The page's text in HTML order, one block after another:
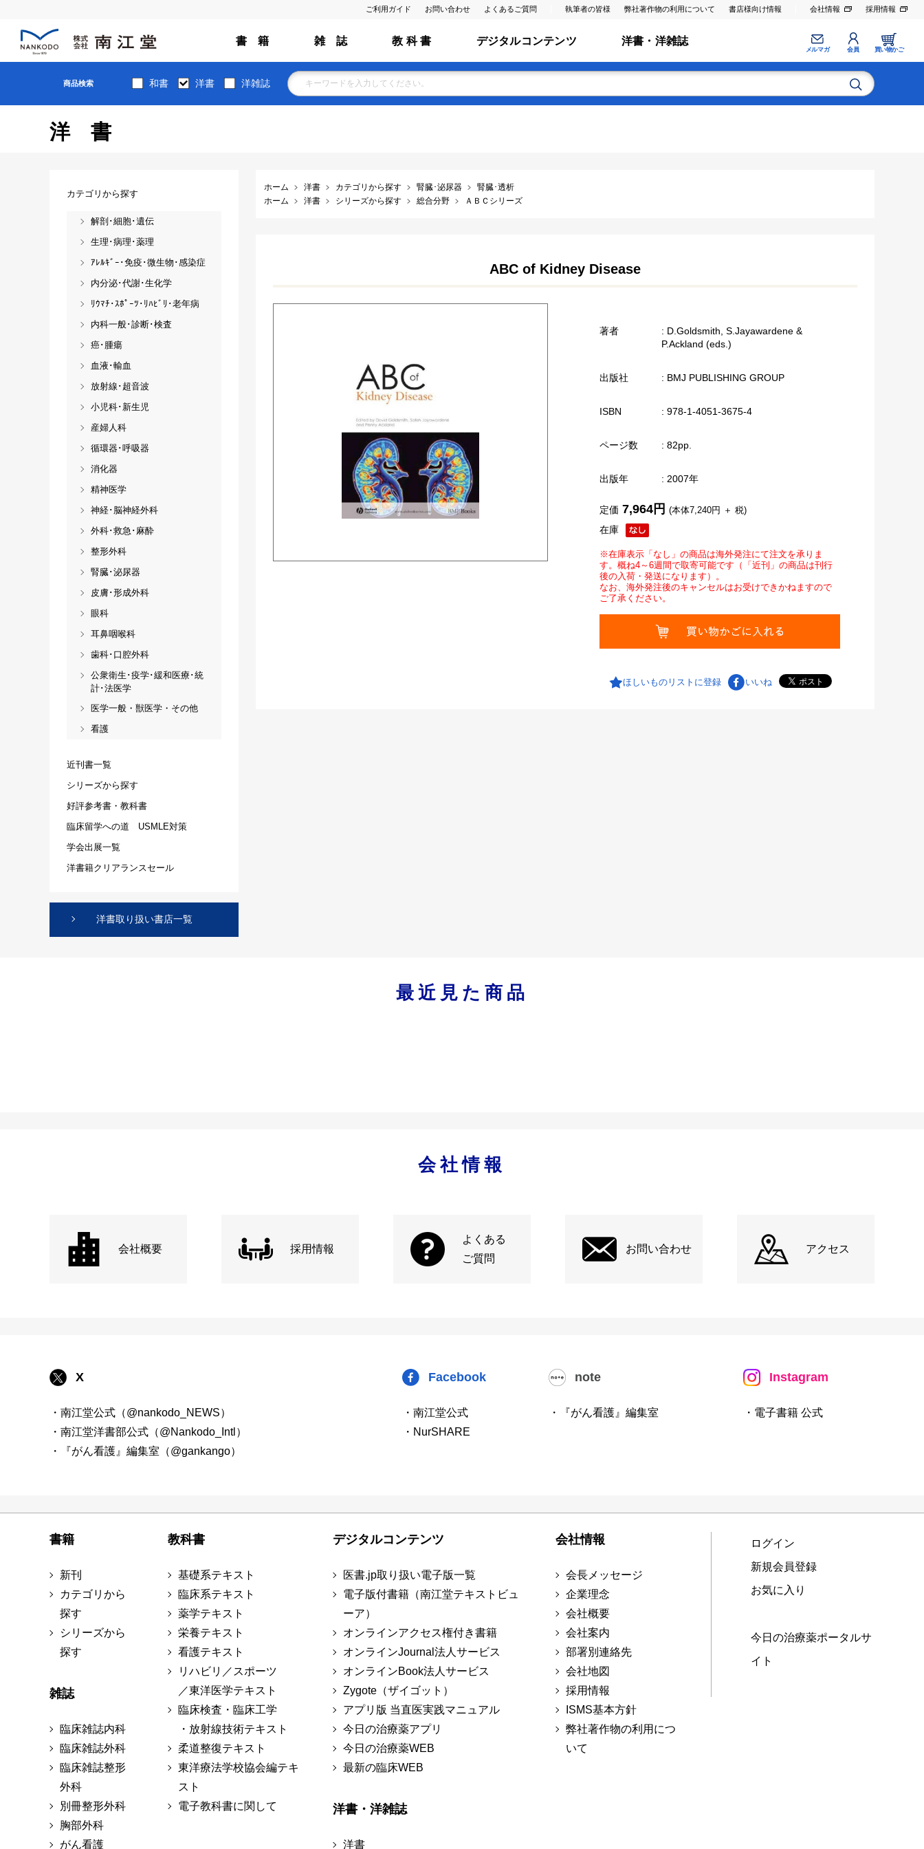
ご利用ガイド お問い合わせ よくあるご質問 執筆者の皆様 弊社著作物の利用について 書店様向け情報 会社情報 採用情報
書 籍 雑 誌 教 科 書 デジタルコンテンツ 洋書・洋雑誌
メルマガ 会員 買い物かご
商品検索 和書 洋書 洋雑誌
洋書
ホーム 洋書 カテゴリから探す 腎臓･泌尿器
腎臓･透析
ホーム
洋書 シリーズから探す 総合分野 ＡＢＣシリーズ
ABC of Kidney Disease
著者
: D.Goldsmith, S.Jayawardene &
P.Ackland (eds.)
出版社 : BMJ PUBLISHING GROUP
ISBN : 978-1-4051-3675-4
ページ数 : 82pp.
出版年 : 2007年
在庫
定価 7,964円 (本体7,240円 ＋ 税)
※在庫表示「なし」の商品は海外発注にて注文を承りま
す。概ね4～6週間で取寄可能です（「近刊」の商品は刊行
後の入荷・発送になります）。
なお、海外発注後のキャンセルはお受けできかねますので
ご了承ください。
ほしいものリストに登録 いいね
カテゴリから探す
解剖･細胞･遺伝
生理･病理･薬理
ｱﾚﾙｷﾞｰ･免疫･微生物･感染症
内分泌･代謝･生化学
ﾘｳﾏﾁ･ｽﾎﾟｰﾂ･ﾘﾊﾋﾞﾘ･老年病
内科一般･診断･検査
癌･腫瘍
血液･輸血
放射線･超音波
小児科･新生児
産婦人科
循環器･呼吸器
消化器
精神医学
神経･脳神経外科
外科･救急･麻酔
整形外科
腎臓･泌尿器
皮膚･形成外科
眼科
耳鼻咽喉科
歯科･口腔外科
公衆衛生･疫学･緩和医療･統
計･法医学
医学一般・獣医学・その他
看護
近刊書一覧
シリーズから探す
好評参考書・教科書
臨床留学への道 USMLE対策
学会出展一覧
洋書籍クリアランスセール
洋書取り扱い書店一覧
最近見た商品
会社情報
会社概要 採用情報
よくある
ご質問
お問い合わせ アクセス
X
・南江堂公式（@nankodo_NEWS）
・南江堂洋書部公式（@Nankodo_Intl）
・『がん看護』編集室（@gankango）
Facebook
・南江堂公式
・NurSHARE
note
・『がん看護』編集室
Instagram
・電子書籍 公式
書籍
新刊
カテゴリから
探す
シリーズから
探す
雑誌
臨床雑誌内科
臨床雑誌外科
臨床雑誌整形
外科
別冊整形外科
胸部外科
がん看護
教科書
基礎系テキスト
臨床系テキスト
薬学テキスト
栄養テキスト
看護テキスト
リハビリ／スポーツ
／東洋医学テキスト
臨床検査・臨床工学
・放射線技術テキスト
柔道整復テキスト
東洋療法学校協会編テキ
スト
電子教科書に関して
デジタルコンテンツ
医書.jp取り扱い電子版一覧
電子版付書籍（南江堂テキストビュ
ーア）
オンラインアクセス権付き書籍
オンラインJournal法人サービス
オンラインBook法人サービス
Zygote（ザイゴット）
アプリ版 当直医実践マニュアル
今日の治療薬アプリ
今日の治療薬WEB
最新の臨床WEB
洋書・洋雑誌
洋書
会社情報
会長メッセージ
企業理念
会社概要
会社案内
部署別連絡先
会社地図
採用情報
ISMS基本方針
弊社著作物の利用につ
いて
ログイン
新規会員登録
お気に入り
今日の治療薬ポータルサ
イト